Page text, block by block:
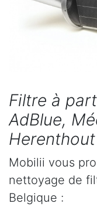
Filtre à
AdBlue,
Herenthout
Mobilii vous
nettoyage de
Belgique :